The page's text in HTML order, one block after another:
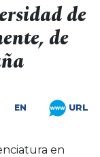
de
de
EN URL
en